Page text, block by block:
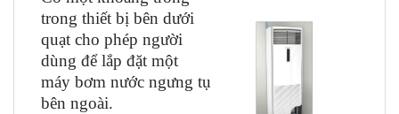
trong thiết bị bên dưới
quạt cho phép người
dùng để lắp đặt một
máy bơm nước ngưng tụ
bên ngoài.